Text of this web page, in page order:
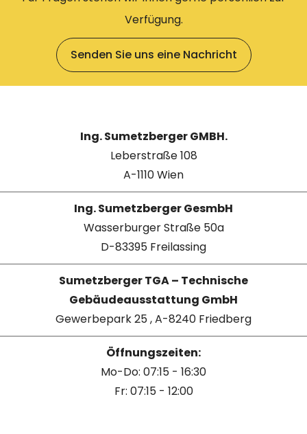
Verfügung.
Senden Sie uns eine Nachricht
Ing. Sumetzberger GMBH.
Leberstraße 108
A-1110 Wien
Ing. Sumetzberger GesmbH
Wasserburger Straße 50a
D-83395 Freilassing
Sumetzberger TGA – Technische
Gebäudeausstattung GmbH
Gewerbepark 25 , A-8240 Friedberg
Öffnungszeiten:
Mo-Do: 07:15 - 16:30
Fr: 07:15 - 12:00